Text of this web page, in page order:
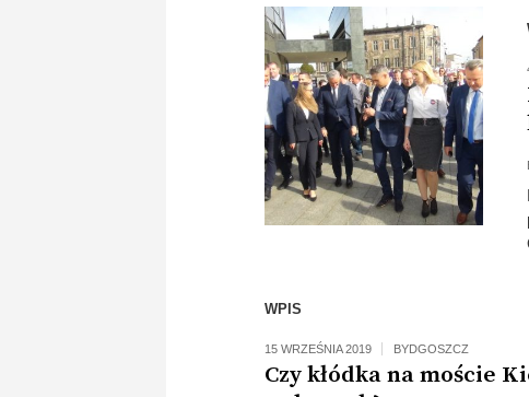
WPIS
15 WRZEŚNIA 2019 BYDGOSZCZ
Czy kłódka na moście